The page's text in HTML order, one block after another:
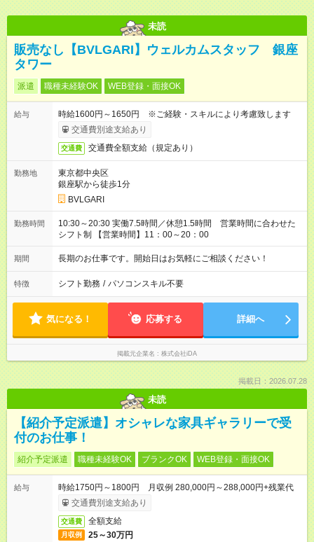
未読
販売なし【BVLGARI】ウェルカムスタッフ 銀座
タワー
派遣 職種未経験OK WEB登録・面接OK
給与
時給1600円～1650円 ※ご経験・スキルにより考慮致します
交通費別途支給あり
交通費 交通費全額支給（規定あり）
勤務地
東京都中央区
銀座駅から徒歩1分
BVLGARI
勤務時間
10:30～20:30 実働7.5時間／休憩1.5時間 営業時間に合わせた
シフト制 【営業時間】11：00～20：00
期間 長期のお仕事です。開始日はお気軽にご相談ください！
特徴 シフト勤務 / パソコンスキル不要
気になる！ 応募する 詳細へ
掲載元企業名 株式会社iDA
掲載日：2026.07.28
未読
【紹介予定派遣】オシャレな家具ギャラリーで受
付のお仕事！
紹介予定派遣 職種未経験OK ブランクOK WEB登録・面接OK
給与
時給1750円～1800円 月収例 280,000円～288,000円+残業代
交通費別途支給あり
交通費 全額支給
月収例 25～30万円